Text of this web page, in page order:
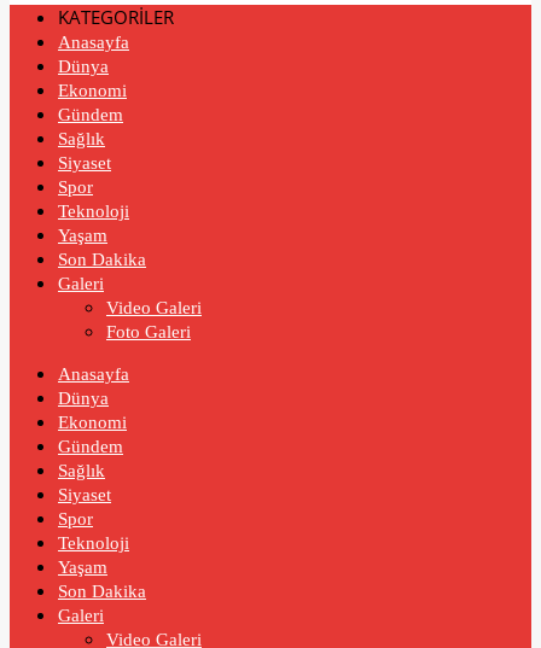
KATEGORİLER
Anasayfa
Dünya
Ekonomi
Gündem
Sağlık
Siyaset
Spor
Teknoloji
Yaşam
Son Dakika
Galeri
Video Galeri
Foto Galeri
Anasayfa
Dünya
Ekonomi
Gündem
Sağlık
Siyaset
Spor
Teknoloji
Yaşam
Son Dakika
Galeri
Video Galeri